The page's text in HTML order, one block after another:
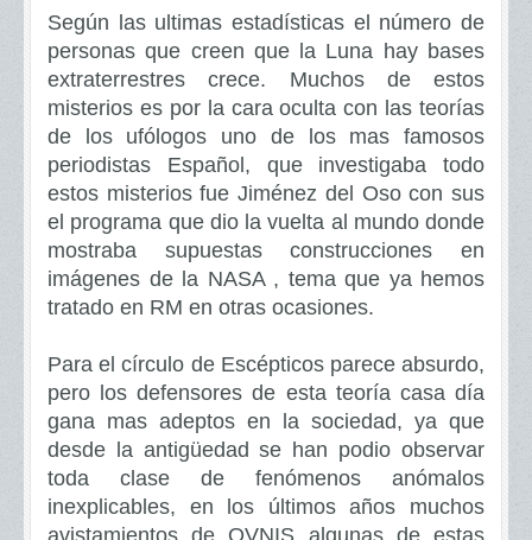
Según las ultimas estadísticas el número de
personas que creen que la Luna hay bases
extraterrestres crece. Muchos de estos
misterios es por la cara oculta con las teorías
de los ufólogos uno de los mas famosos
periodistas Español, que investigaba todo
estos misterios fue Jiménez del Oso con sus
el programa que dio la vuelta al mundo donde
mostraba supuestas construcciones en
imágenes de la NASA , tema que ya hemos
tratado en RM en otras ocasiones.
Para el círculo de Escépticos parece absurdo,
pero los defensores de esta teoría casa día
gana mas adeptos en la sociedad, ya que
desde la antigüedad se han podio observar
toda clase de fenómenos anómalos
inexplicables, en los últimos años muchos
avistamientos de OVNIS algunas de estas